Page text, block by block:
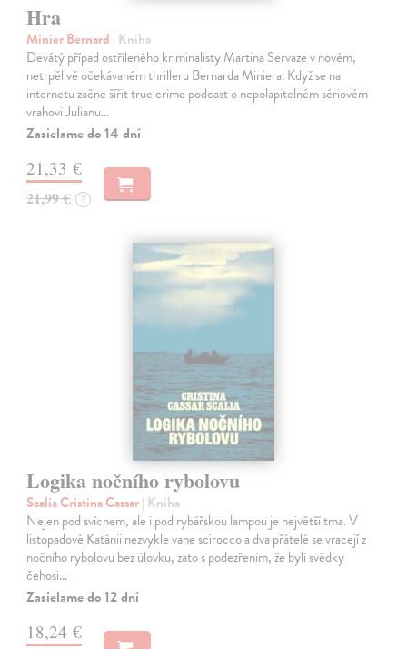
Hra
Minier Bernard | Kniha
Devátý případ ostříleného kriminalisty Martina Servaze v novém,
netrpělivě očekávaném thrilleru Bernarda Miniera. Když se na
internetu začne šířit true crime podcast o nepolapitelném sériovém
vrahovi Julianu…
Zasielame do 14 dní
21,33 €
21,99 € ?
Logika nočního rybolovu
Scalia Cristina Cassar| Kniha
Nejen pod svícnem, ale i pod rybářskou lampou je největší tma. V
listopadové Katánii nezvykle vane scirocco a dva přátelé se vracejí z
nočního rybolovu bez úlovku, zato s podezřením, že byli svědky
čehosi…
Zasielame do 12 dní
18,24 €